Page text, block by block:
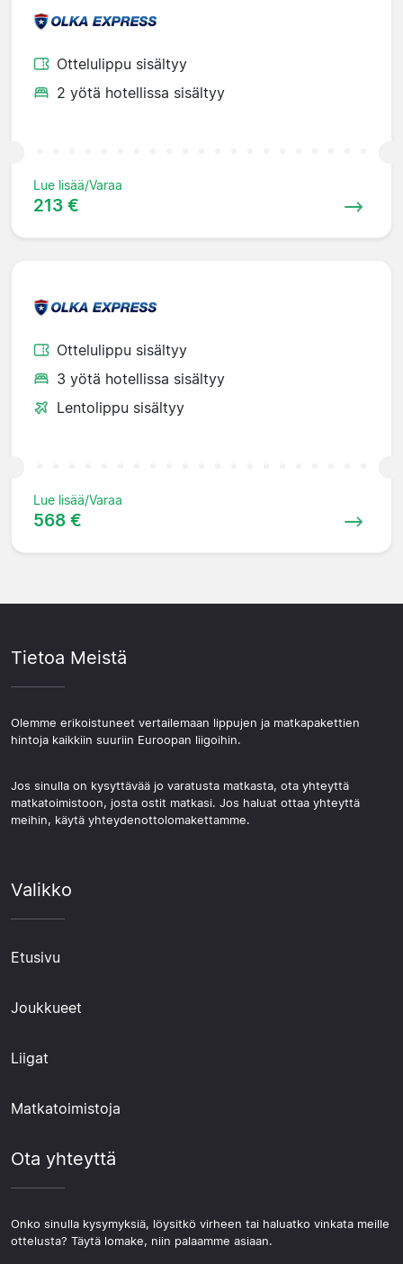
Ottelulippu sisältyy
2 yötä hotellissa sisältyy
Lue lisää/Varaa
213 €
Ottelulippu sisältyy
3 yötä hotellissa sisältyy
Lentolippu sisältyy
Lue lisää/Varaa
568 €
Tietoa Meistä
Olemme erikoistuneet vertailemaan lippujen ja matkapakettien
hintoja kaikkiin suuriin Euroopan liigoihin.
Jos sinulla on kysyttävää jo varatusta matkasta, ota yhteyttä
matkatoimistoon, josta ostit matkasi. Jos haluat ottaa yhteyttä
meihin, käytä yhteydenottolomakettamme.
Valikko
Etusivu
Joukkueet
Liigat
Matkatoimistoja
Ota yhteyttä
Onko sinulla kysymyksiä, löysitkö virheen tai haluatko vinkata meille
ottelusta? Täytä lomake, niin palaamme asiaan.